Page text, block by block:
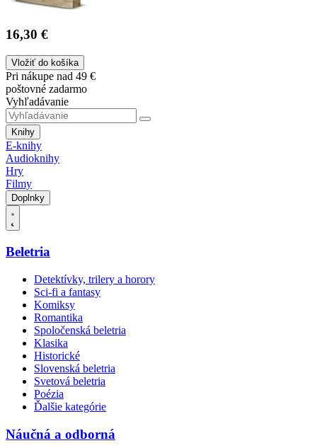
16,30 €
Vložiť do košíka
Pri nákupe nad 49 €
poštovné zadarmo
Vyhľadávanie
Knihy
E-knihy
Audioknihy
Hry
Filmy
Doplnky
Beletria
Detektívky, trilery a horory
Sci-fi a fantasy
Komiksy
Romantika
Spoločenská beletria
Klasika
Historické
Slovenská beletria
Svetová beletria
Poézia
Ďalšie kategórie
Náučná a odborná